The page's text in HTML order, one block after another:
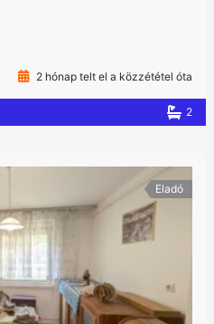
2 hónap telt el a közzététel óta
2
Eladó